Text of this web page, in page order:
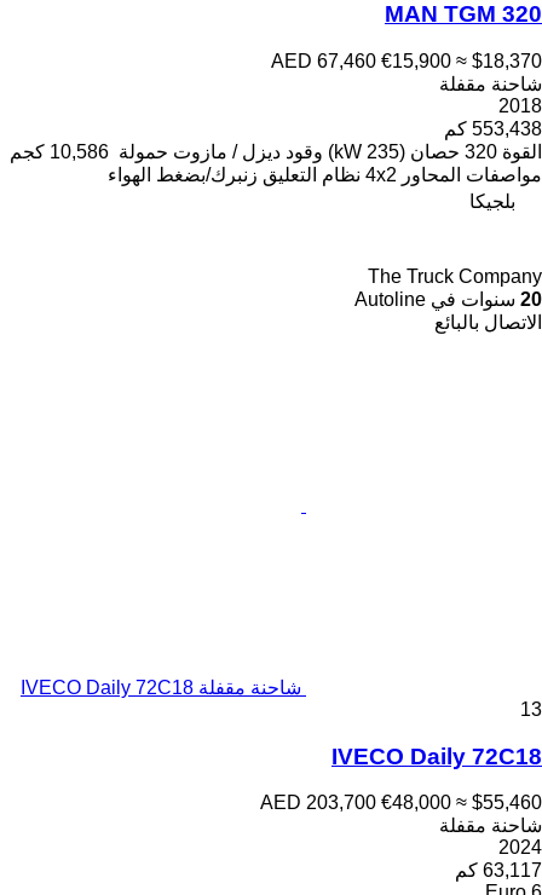
MAN TGM 320
AED 67,460 €15,900 ≈ $18,370
شاحنة مقفلة
2018
553,438 كم
القوة 320 حصان (235 kW) وقود ديزل / مازوت حمولة 10,586 كجم
مواصفات المحاور 4x2 نظام التعليق زنبرك/بضغط الهواء
بلجيكا
The Truck Company
20 سنوات في Autoline
الاتصال بالبائع
شاحنة مقفلة IVECO Daily 72C18
13
IVECO Daily 72C18
AED 203,700 €48,000 ≈ $55,460
شاحنة مقفلة
2024
63,117 كم